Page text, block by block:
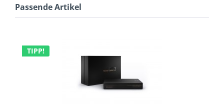
Passende Artikel
TIPP!